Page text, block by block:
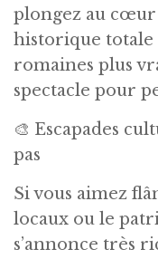
plongez au
historique totale
romaines plus
spectacle pour
🎨 Escapades
pas
Si vous aimez
locaux ou le
s’annonce très